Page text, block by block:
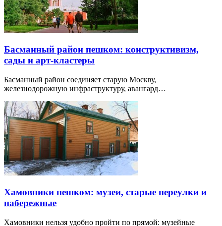
Басманный район пешком: конструктивизм,
сады и арт-кластеры
Басманный район соединяет старую Москву,
железнодорожную инфраструктуру, авангард…
Хамовники пешком: музеи, старые переулки и
набережные
Хамовники нельзя удобно пройти по прямой: музейные